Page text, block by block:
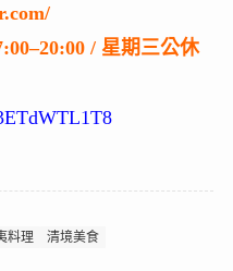
/ 星期三公休
料理 清境美食